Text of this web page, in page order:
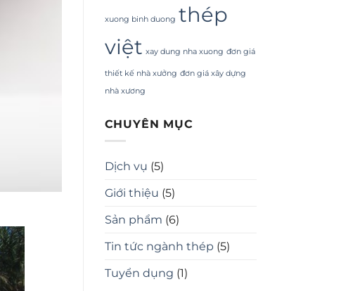
xuong binh duong thép
việt xay dung nha xuong đơn giá
thiết kế nhà xưởng đơn giá xây dựng
nhà xương
CHUYÊN MỤC
Dịch vụ (5)
Giới thiệu (5)
Sản phẩm (6)
Tin tức ngành thép (5)
Tuyển dụng (1)